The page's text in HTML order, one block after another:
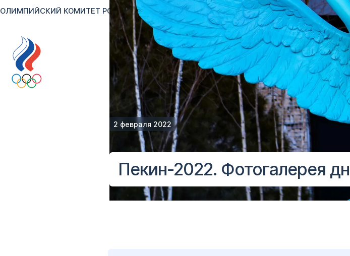
ОЛИМПИЙСКИЙ КОМИТЕТ РОССИИ RU EN Версия для слабовидящих
2 февраля 2022
Пекин-2022. Фотогалерея